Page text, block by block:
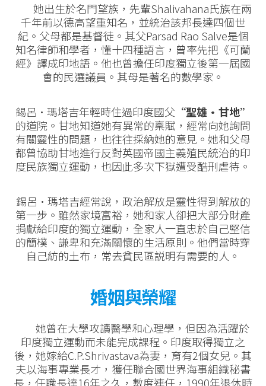
她出生於名門望族，先輩Shalivahana氏族在兩
千年前以德高望重知名，並統治該邦長達四個世
紀。父母都是基督徒。其父Parsad Rao Salve是個
知名律師和學者，懂十四種語言，曾率先把《可蘭
經》譯成印地語。他也曾擔任印度獨立後第一屆國
會的民選議員。其母是著名的數學家。
錫呂·瑪塔吉年輕時住過印度國父 “聖雄·甘地”
的道院。甘地知道她有異常的稟賦，經常向她詢問
有關靈性的問題，也往往採納她的意見。她和父母
都曾協助甘地進行反對英國帝國主義殖民統治的印
度民族獨立運動，也因此多次下獄遭受酷刑虐待。
錫呂·瑪塔吉經常說，政治解放是靈性得到解放的
第一步。雖然家境富裕，她和家人卻把大部分財產
捐獻給印度的獨立運動，全家人一直忠於自己堅信
的簡樸、謙卑和充滿關懷的生活原則。他們當時穿
自己紡的土布，常去貧民區説明有需要的人。
婚姻與榮耀
她曾在大學攻讀醫學和心理學，但因為活躍於
印度獨立運動而未能完成課程。印度取得獨立之
後，她嫁給C.P.Shrivastava為妻，育有2個女兒。其
夫以海事專業長才，獲任聯合國世界海事組織秘書
長，任職長達16年之久，數度連任，1990年退休時